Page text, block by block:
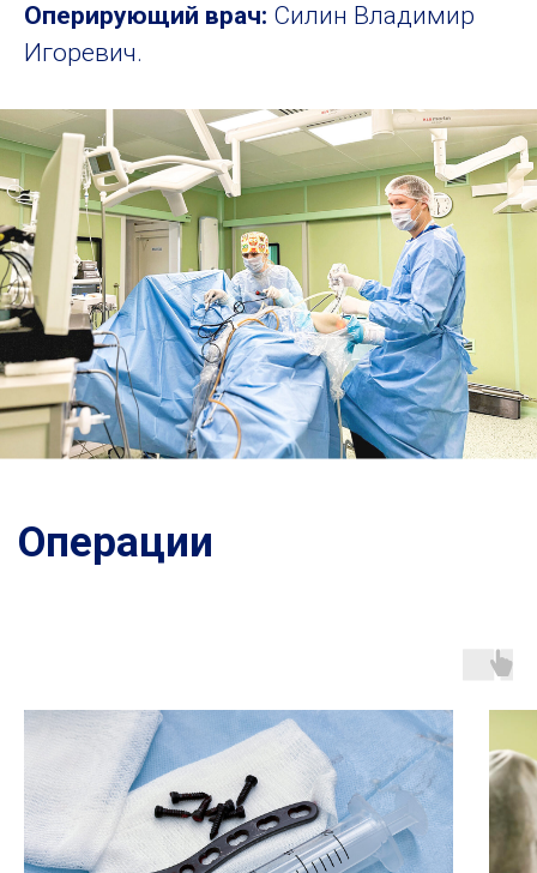
Оперирующий врач: Силин Владимир
Игоревич.
Операции